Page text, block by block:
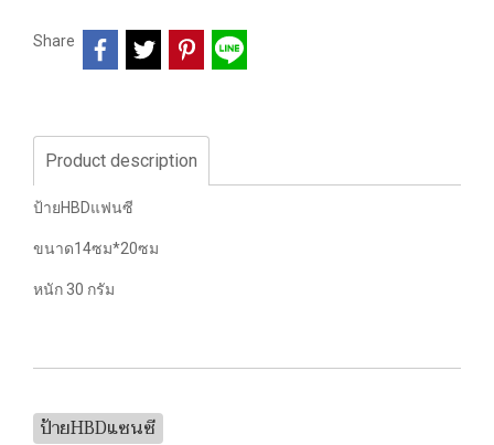
Share
Product description
ป้ายHBDแฟนซี
ขนาด14ซม*20ซม
หนัก 30 กรัม
ป้ายHBDแซนซี